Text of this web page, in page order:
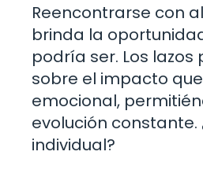
Reencontrarse con
brinda la
podría ser. Los
sobre el impacto
emocional,
evolución
individual?